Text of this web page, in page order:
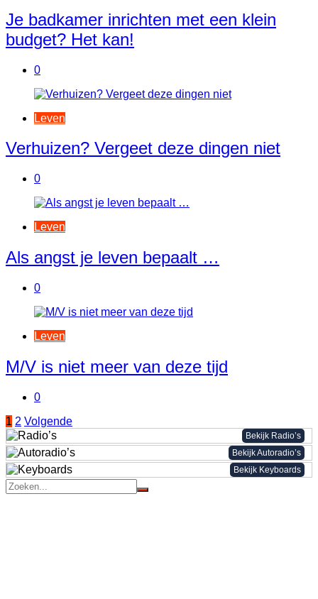
Je badkamer inrichten met een klein
budget? Het kan!
0
Leven
Verhuizen? Vergeet deze dingen niet
0
Leven
Als angst je leven bepaalt …
0
Leven
M/V is niet meer van deze tijd
0
Berichten
paginering
1 2 Volgende
Bekijk Radio’s
Bekijk Autoradio’s
Bekijk Keyboards